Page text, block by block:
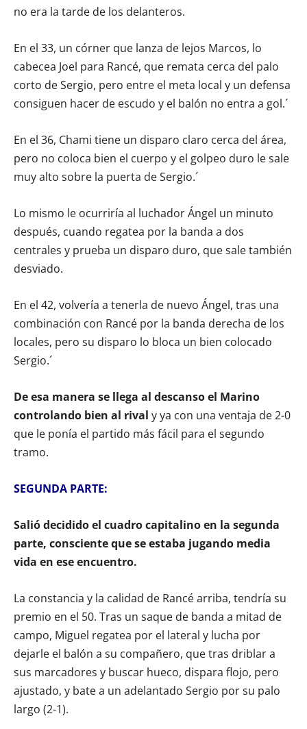
no era la tarde de los delanteros.
En el 33, un córner que lanza de lejos Marcos, lo
cabecea Joel para Rancé, que remata cerca del palo
corto de Sergio, pero entre el meta local y un defensa
consiguen hacer de escudo y el balón no entra a gol.´
En el 36, Chami tiene un disparo claro cerca del área,
pero no coloca bien el cuerpo y el golpeo duro le sale
muy alto sobre la puerta de Sergio.´
Lo mismo le ocurriría al luchador Ángel un minuto
después, cuando regatea por la banda a dos
centrales y prueba un disparo duro, que sale también
desviado.
En el 42, volvería a tenerla de nuevo Ángel, tras una
combinación con Rancé por la banda derecha de los
locales, pero su disparo lo bloca un bien colocado
Sergio.´
De esa manera se llega al descanso el Marino
controlando bien al rival y ya con una ventaja de 2-0
que le ponía el partido más fácil para el segundo
tramo.
SEGUNDA PARTE:
Salió decidido el cuadro capitalino en la segunda
parte, consciente que se estaba jugando media
vida en ese encuentro.
La constancia y la calidad de Rancé arriba, tendría su
premio en el 50. Tras un saque de banda a mitad de
campo, Miguel regatea por el lateral y lucha por
dejarle el balón a su compañero, que tras driblar a
sus marcadores y buscar hueco, dispara flojo, pero
ajustado, y bate a un adelantado Sergio por su palo
largo (2-1).